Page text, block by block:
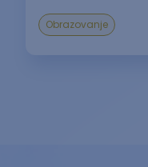
Obrazovanje